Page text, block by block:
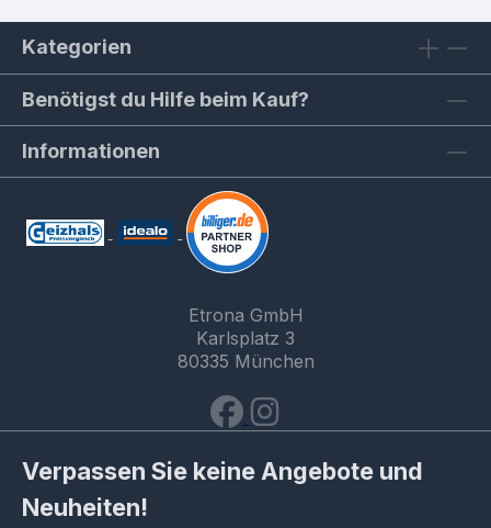
Kategorien
Benötigst du Hilfe beim Kauf?
Informationen
Etrona GmbH
Karlsplatz 3
80335 München
Verpassen Sie keine Angebote und
Neuheiten!